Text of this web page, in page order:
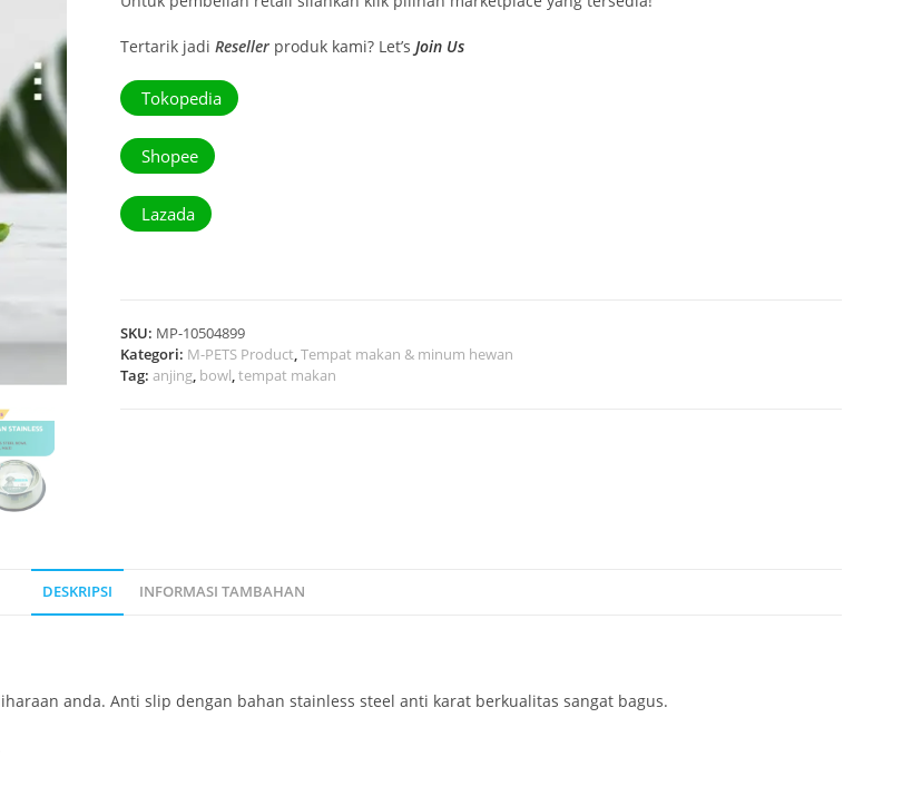
Tertarik jadi Reseller produk kami? Let’s Join Us
Tokopedia
Shopee
Lazada
SKU: MP-10504899
Kategori: M-PETS Product,Tempat makan & minum hewan
Tag: anjing, bowl,tempat makan
DESKRIPSI INFORMASI TAMBAHAN
anda. Anti slip dengan bahan stainless steel anti karat berkualitas sangat bagus.